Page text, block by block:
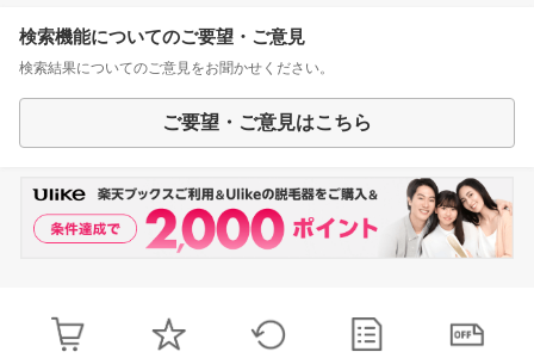
検索機能についてのご要望・ご意見
検索結果についてのご意見をお聞かせください。
ご要望・ご意見はこちら